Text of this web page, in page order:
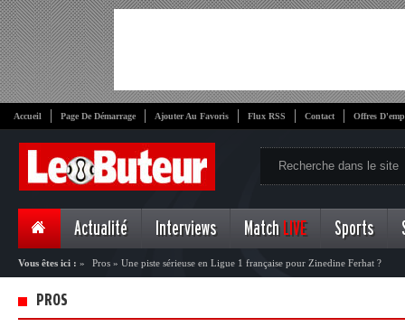
Accueil Page De Démarrage Ajouter Au Favoris Flux RSS Contact Offres
Actualité Interviews Match LIVE Sports
Vous êtes ici : » Pros » Une piste sérieuse en Ligue 1 française pour Zinedine Ferhat ?
PROS